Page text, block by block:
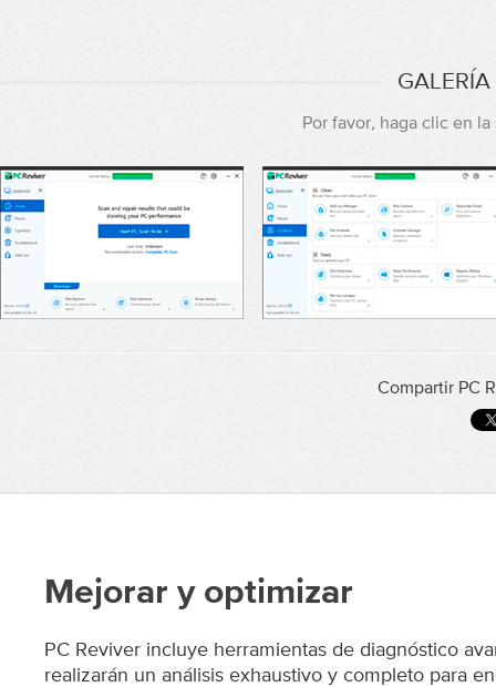
Por favor, haga clic en
Compartir PC
Mejorar y optimizar
PC Reviver incluye herramientas de diagnóstico
realizarán un análisis exhaustivo y completo para